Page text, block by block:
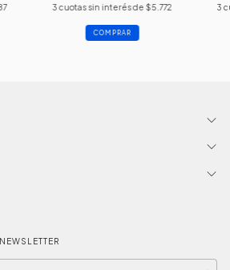
3 cuotas sin interés de $5.772
COMPRAR
3